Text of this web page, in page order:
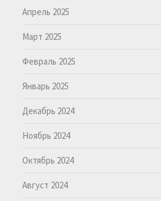
Апрель 2025
Март 2025
Февраль 2025
Январь 2025
Декабрь 2024
Ноябрь 2024
Октябрь 2024
Август 2024